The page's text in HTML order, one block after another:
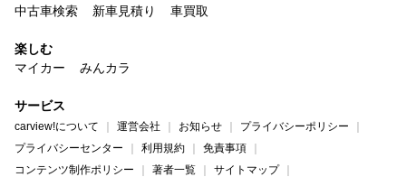
中古車検索
新車見積り 車買取
楽しむ
マイカー
みんカラ
サービス
carview!について 運営会社 お知らせ
プライバシーポリシー
プライバシーセンター
利用規約
免責事項
コンテンツ制作ポリシー
著者一覧 サイトマップ